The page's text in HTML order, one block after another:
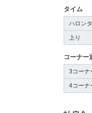
タイム
ハロン
上り
コーナー
3コーナ
4コーナ